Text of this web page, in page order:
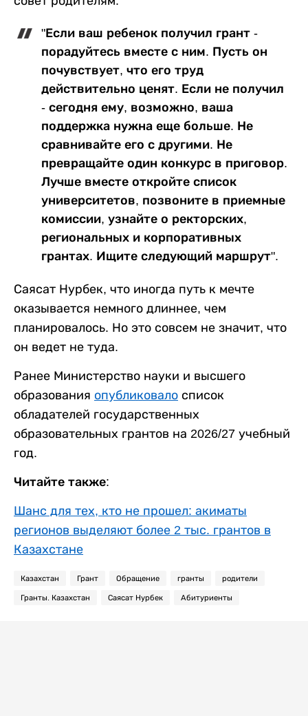
"Если ваш ребенок получил грант -
порадуйтесь вместе с ним. Пусть он
почувствует, что его труд
действительно ценят. Если не получил
- сегодня ему, возможно, ваша
поддержка нужна еще больше. Не
сравнивайте его с другими. Не
превращайте один конкурс в приговор.
Лучше вместе откройте список
университетов, позвоните в приемные
комиссии, узнайте о ректорских,
региональных и корпоративных
грантах. Ищите следующий маршрут".
Саясат Нурбек, что иногда путь к мечте
оказывается немного длиннее, чем
планировалось. Но это совсем не значит, что
он ведет не туда.
Ранее Министерство науки и высшего
образования опубликовало список
обладателей государственных
образовательных грантов на 2026/27 учебный
год.
Читайте также:
Шанс для тех, кто не прошел: акиматы
регионов выделяют более 2 тыс. грантов в
Казахстане
Казахстан Грант Обращение гранты родители
Гранты. Казахстан Саясат Нурбек Абитуриенты